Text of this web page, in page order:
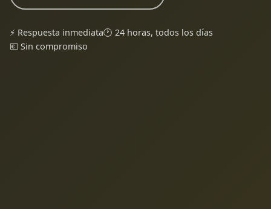
⚡ Respuesta inmediata🕐 24 horas, todos los días
💶 Sin compromiso